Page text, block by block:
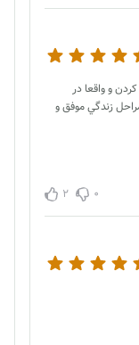
و واقعا در
زندگي موفق و
0
2